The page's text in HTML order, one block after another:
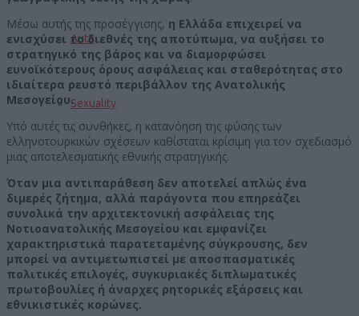
Auto
Sexuality
Μέσω αυτής της προσέγγισης, η Ελλάδα επιχειρεί να
ενισχύσει το διεθνές της αποτύπωμα, να αυξήσει το
στρατηγικό της βάρος και να διαμορφώσει
ευνοϊκότερους όρους ασφάλειας και σταθερότητας στο
ιδιαίτερα ρευστό περιβάλλον της Ανατολικής
Μεσογείου.
Υπό αυτές τις συνθήκες, η κατανόηση της φύσης των
ελληνοτουρκικών σχέσεων καθίσταται κρίσιμη για τον σχεδιασμό
μιας αποτελεσματικής εθνικής στρατηγικής.
Όταν μια αντιπαράθεση δεν αποτελεί απλώς ένα
διμερές ζήτημα, αλλά παράγοντα που επηρεάζει
συνολικά την αρχιτεκτονική ασφάλειας της
Νοτιοανατολικής Μεσογείου και εμφανίζει
χαρακτηριστικά παρατεταμένης σύγκρουσης, δεν
μπορεί να αντιμετωπιστεί με αποσπασματικές
πολιτικές επιλογές, συγκυριακές διπλωματικές
πρωτοβουλίες ή άναρχες ρητορικές εξάρσεις και
εθνικιστικές κορώνες.